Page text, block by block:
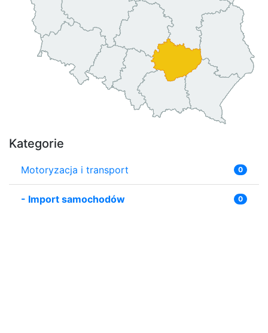
Kategorie
Motoryzacja i transport 0
- Import samochodów 0